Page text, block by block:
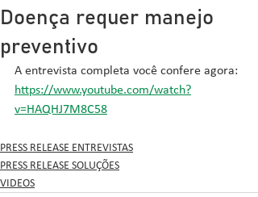
Doença requer manejo
preventivo
A entrevista completa você confere agora:
https://www.youtube.com/watch?
v=HAQHJ7M8C58
PRESS RELEASE ENTREVISTAS
PRESS RELEASE SOLUÇÕES
VIDEOS